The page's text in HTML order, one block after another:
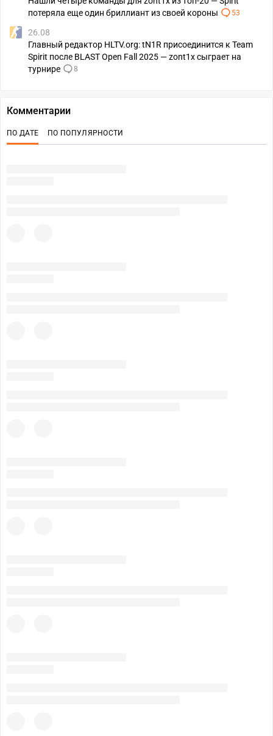
потеряла еще один бриллиант из своей короны
53
26.08
Главный редактор HLTV.org: tN1R присоединится к Team
Spirit после BLAST Open Fall 2025 — zont1x сыграет на
турнире
8
Комментарии
ПО ДАТЕ ПО ПОПУЛЯРНОСТИ